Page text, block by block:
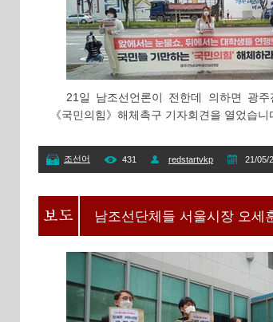
21일 남조선언론이 전한데 의하면 광
《국민의힘》해체촉구 기자회견을 열었습니
조선어 431 redstartvkp 21/05/
남조선단체들 서울시장 오세